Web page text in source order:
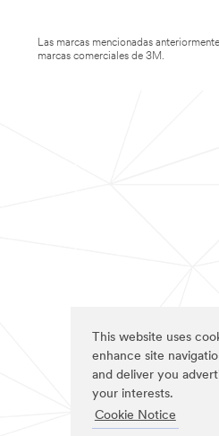
This website uses
enhance site
and deliver you
your interests.
Cookie Notice
Las marcas mencionadas
marcas comerciales de 3M.